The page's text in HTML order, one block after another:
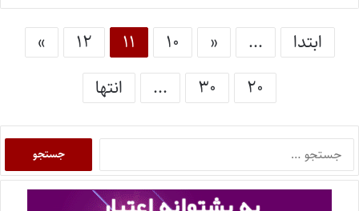
ابتدا ...
« ۱۰ ۱۱ ۱۲
»
۲۰
۳۰ ... انتها